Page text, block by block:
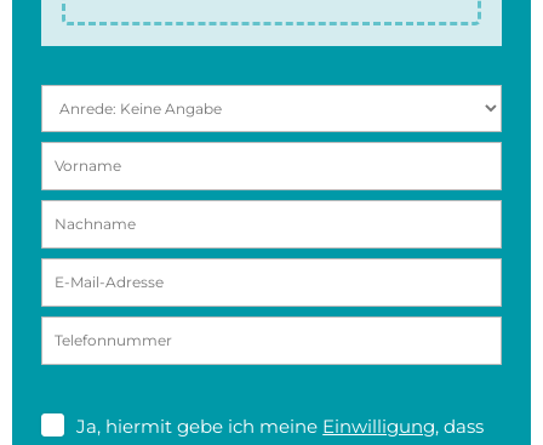
Ja, hiermit gebe ich meine Einwilligung, dass